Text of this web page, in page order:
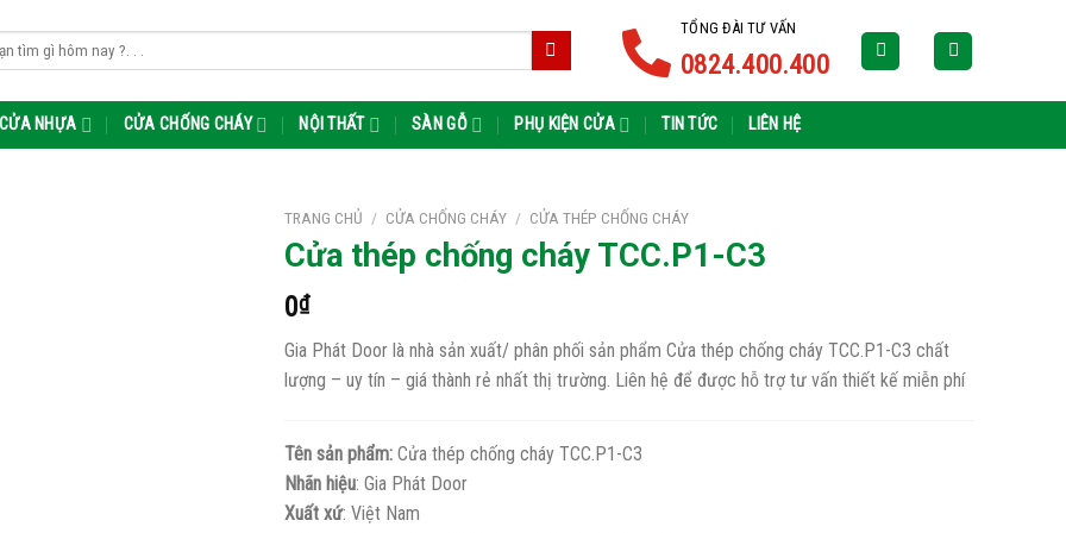
TỔNG ĐÀI TƯ VẤN
0824.400.400
CỬA NHỰA CỬA CHỐNG CHÁY NỘI THẤT SÀN GỖ PHỤ KIỆN CỬA TIN TỨC LIÊN HỆ
TRANG CHỦ / CỬA CHỐNG CHÁY / CỬA THÉP CHỐNG CHÁY
Cửa thép chống cháy TCC.P1-C3
0₫
Gia Phát Door là nhà sản xuất/ phân phối sản phẩm Cửa thép chống cháy TCC.P1-C3 chất
lượng – uy tín – giá thành rẻ nhất thị trường. Liên hệ để được hỗ trợ tư vấn thiết kế miễn phí
Tên sản phẩm: Cửa thép chống cháy TCC.P1-C3
Nhãn hiệu: Gia Phát Door
Xuất xứ: Việt Nam